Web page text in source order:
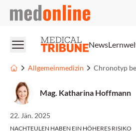
medonline
News
Allgemeinmedizin
Mag. Katharina Hoffmann
22. Jän. 2025
NACHTEULEN HABEN EIN HÖHERES RISIKO